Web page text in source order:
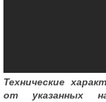
Технические
от указанных